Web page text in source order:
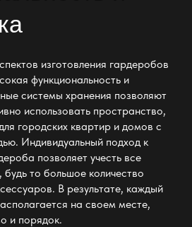
изготовления гардеробов
функциональность и
системы хранения позволяют
использовать пространство,
городских квартир и домов с
Индивидуальный подход к
позволяет учесть все
будь то большое количество
В результате, каждый
на своем месте,
и порядок.